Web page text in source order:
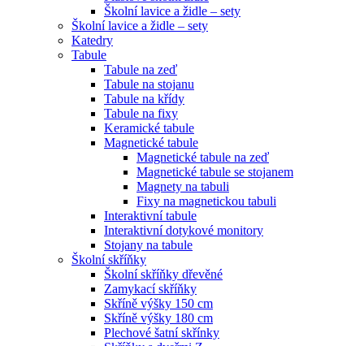
Školní lavice a židle – sety
Školní lavice a židle – sety
Katedry
Tabule
Tabule na zeď
Tabule na stojanu
Tabule na křídy
Tabule na fixy
Keramické tabule
Magnetické tabule
Magnetické tabule na zeď
Magnetické tabule se stojanem
Magnety na tabuli
Fixy na magnetickou tabuli
Interaktivní tabule
Interaktivní dotykové monitory
Stojany na tabule
Školní skříňky
Školní skříňky dřevěné
Zamykací skříňky
Skříně výšky 150 cm
Skříně výšky 180 cm
Plechové šatní skřínky